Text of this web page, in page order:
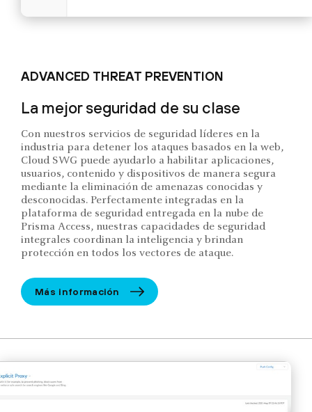
ADVANCED THREAT PREVENTION
La mejor seguridad de su clase
Con nuestros servicios de seguridad líderes en la
industria para detener los ataques basados en la web,
Cloud SWG puede ayudarlo a habilitar aplicaciones,
usuarios, contenido y dispositivos de manera segura
mediante la eliminación de amenazas conocidas y
desconocidas. Perfectamente integradas en la
plataforma de seguridad entregada en la nube de
Prisma Access, nuestras capacidades de seguridad
integrales coordinan la inteligencia y brindan
protección en todos los vectores de ataque.
Más información